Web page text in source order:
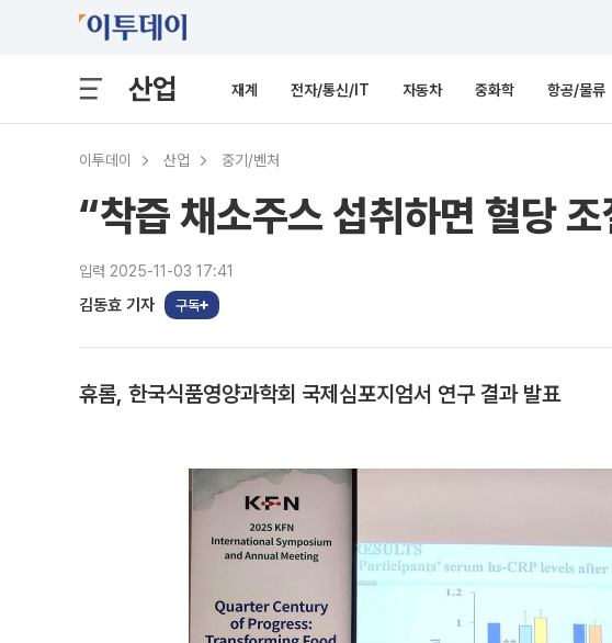
산업 재계 전자/통신/IT 자동차 중화학 항공/물류
이투데이 산업 중기/벤처
“착즙 채소주스 섭취하면 혈당
입력 2025-11-03 17:41
김동효 기자 구독
휴롬, 한국식품영양과학회 국제심포지엄서 연구 결과 발표